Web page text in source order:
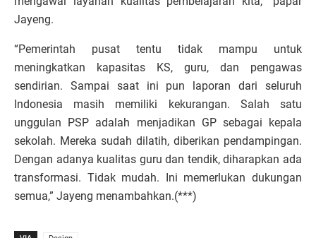
Jayeng.
“Pemerintah pusat tentu tidak mampu untuk
meningkatkan kapasitas KS, guru, dan pengawas
sendirian. Sampai saat ini pun laporan dari seluruh
Indonesia masih memiliki kekurangan. Salah satu
unggulan PSP adalah menjadikan GP sebagai kepala
sekolah. Mereka sudah dilatih, diberikan pendampingan.
Dengan adanya kualitas guru dan tendik, diharapkan ada
transformasi. Tidak mudah. Ini memerlukan dukungan
semua,” Jayeng menambahkan.(***)